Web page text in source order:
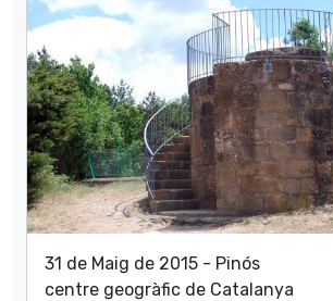
31 de Maig de 2015 - Pinós
centre geogràfic de Catalanya